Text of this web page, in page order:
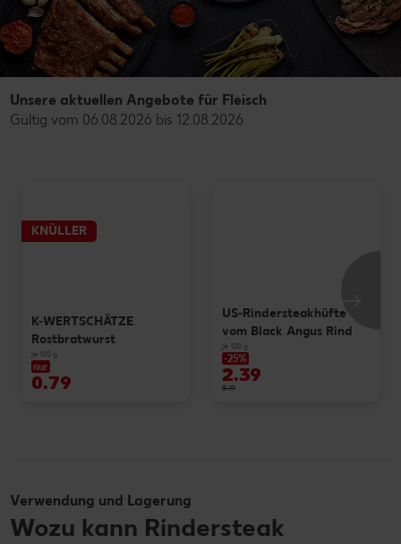
Unsere aktuellen Angebote für Fleisch
Gültig vom 06.08.2026 bis 12.08.2026
KNÜLLER
K-WERTSCHÄTZE
Rostbratwurst
je 100 g
nur
0.79
US-Rindersteakhüfte
vom Black Angus Rind
je 100 g
-25%
2.39
3.19
Verwendung und Lagerung
Wozu kann Rindersteak